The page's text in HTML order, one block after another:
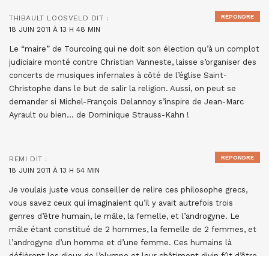
THIBAULT LOOSVELD DIT :
18 JUIN 2011 À 13 H 48 MIN
Le “maire” de Tourcoing qui ne doit son élection qu’à un complot
judiciaire monté contre Christian Vanneste, laisse s’organiser des
concerts de musiques infernales à côté de l’église Saint-
Christophe dans le but de salir la religion. Aussi, on peut se
demander si Michel-François Delannoy s’inspire de Jean-Marc
Ayrault ou bien… de Dominique Strauss-Kahn !
RÉPONDRE
REMI DIT :
18 JUIN 2011 À 13 H 54 MIN
Je voulais juste vous conseiller de relire ces philosophe grecs,
vous savez ceux qui imaginaient qu’il y avait autrefois trois
genres d’être humain, le mâle, la femelle, et l’androgyne. Le
mâle étant constitué de 2 hommes, la femelle de 2 femmes, et
l’androgyne d’un homme et d’une femme. Ces humains là
RÉPONDRE